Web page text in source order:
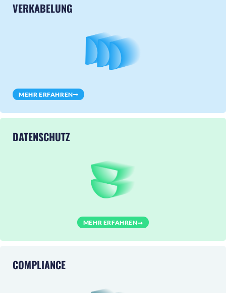
VERKABELUNG
MEHR ERFAHREN
DATENSCHUTZ
MEHR ERFAHREN
COMPLIANCE